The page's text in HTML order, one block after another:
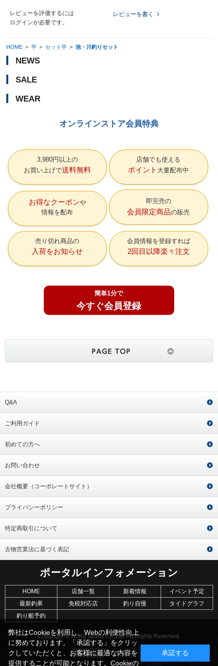
レビューを評価するには
ログインが必要です。
レビューを書く
HOME > 竿 > セット竿 > 池・川釣りセット
NEWS
SALE
WEAR
オンラインストア会員特典
3,980円以上の
お買い上げで送料無料
店舗でも使える
ポイント 大量配布中
お得なクーポン
情報を配布
即完売の
会員限定商品の販売
売り切れ商品の
入荷をお知らせ
会員情報を登録すれば
2回目以降楽々注文
簡単1分で
今すぐ会員登録
Q&A
ご利用ガイド
初めての方へ
お問い合わせ
会社概要（コーポレートサイト）
プライバシーポリシー
特定商取引について
古物営業法に基づく表記
ポータルインフォメーション
HOME 店舗一覧 新着情報
イベント予定
最新釣果
免税対応店 釣り自慢
タイドグラフ
釣り船予約
Copyright © World sports Co.,Ltd. All Rights Reserved.
弊社はCookieを利用し、Webの利便性向上
に努めております。「承認する」をクリッ
クしていただくと、お客様に最適な内容を
提供することが可能となります。Cookieの
承諾する